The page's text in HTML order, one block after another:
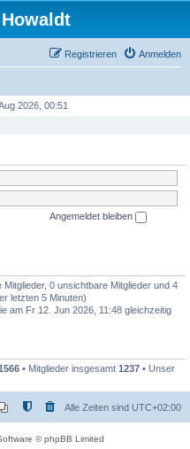
Anmelden
Registrieren
2026, 00:51
Angemeldet bleiben
0 unsichtbare Mitglieder und 4
letzten 5 Minuten)
am Fr 12. Jun 2026, 11:48 gleichzeitig
• Mitglieder insgesamt 1237 • Unser
Alle Zeiten sind UTC+02:00
© phpBB Limited